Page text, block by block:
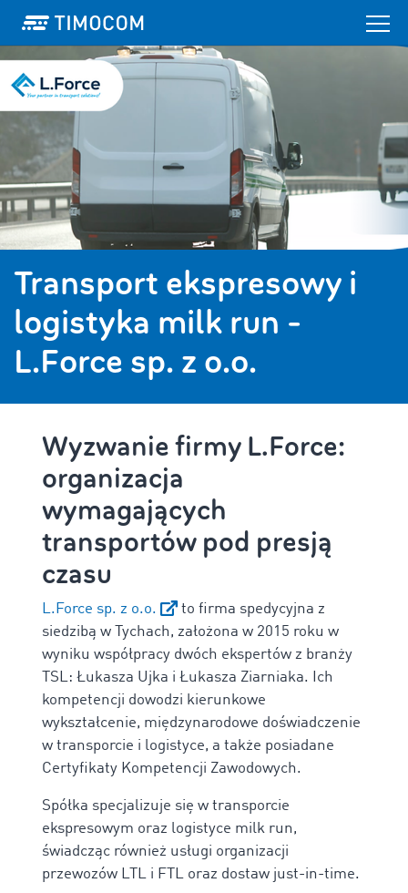
Transport ekspresowy i
logistyka milk run -
L.Force sp. z o.o.
Wyzwanie firmy L.Force:
organizacja
wymagających
transportów pod presją
czasu
L.Force sp. z o.o.
to firma spedycyjna z
siedzibą w Tychach, założona w 2015 roku w
wyniku współpracy dwóch ekspertów z branży
TSL: Łukasza Ujka i Łukasza Ziarniaka. Ich
kompetencji dowodzi kierunkowe
wykształcenie, międzynarodowe doświadczenie
w transporcie i logistyce, a także posiadane
Certyfikaty Kompetencji Zawodowych.
Spółka specjalizuje się w transporcie
ekspresowym oraz logistyce milk run,
świadcząc również usługi organizacji
przewozów LTL i FTL oraz dostaw just-in-time.